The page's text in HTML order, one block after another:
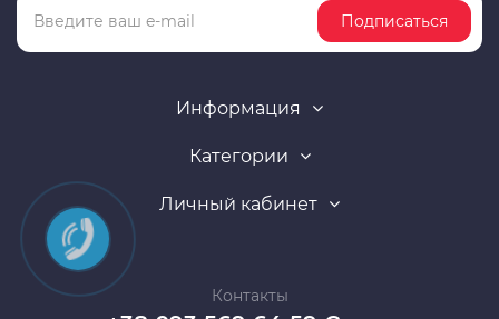
Подписаться
Информация
Категории
Личный кабинет
Контакты